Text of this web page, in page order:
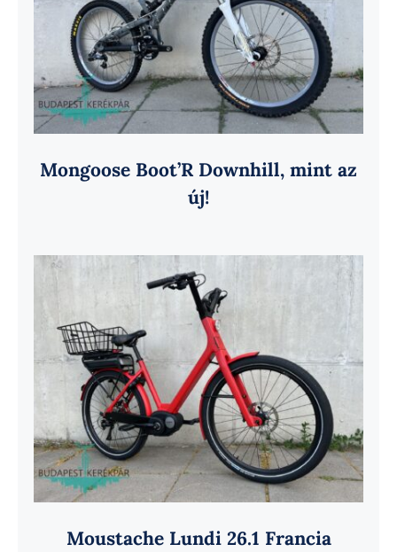
Mongoose Boot’R Downhill, mint az
új!
Moustache Lundi 26.1 Francia